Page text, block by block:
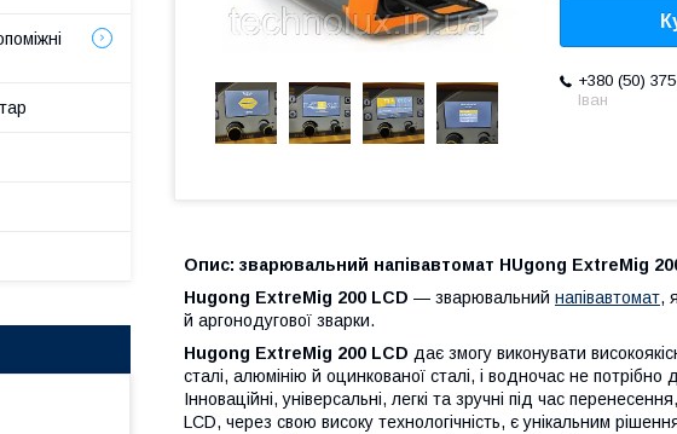
+380 (50)
Іван
Опис: зварювальний напівавтомат HUgong ExtreMig
Hugong ExtreMig 200 LCD — зварювальний напівавтомат,
й аргонодугової зварки.
Hugong ExtreMig 200 LCD дає змогу виконувати
сталі, алюмінію й оцинкованої сталі, і водночас не
Інноваційні, універсальні, легкі та зручні під час
LCD, через свою високу технологічність, є унікальним